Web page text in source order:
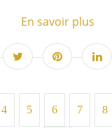
En savoir plus
4 5 6 7 8